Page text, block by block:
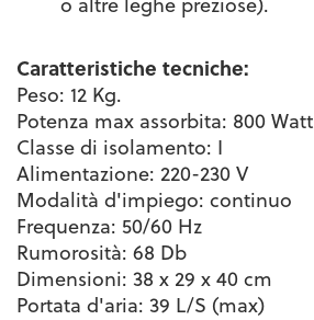
Caratteristiche tecniche:
Peso: 12 Kg.
Potenza max assorbita: 800 Watt
Classe di isolamento: I
Alimentazione: 220-230 V
Modalità d'impiego: continuo
Frequenza: 50/60 Hz
Rumorosità: 68 Db
Dimensioni: 38 x 29 x 40 cm
Portata d'aria: 39 L/S (max)